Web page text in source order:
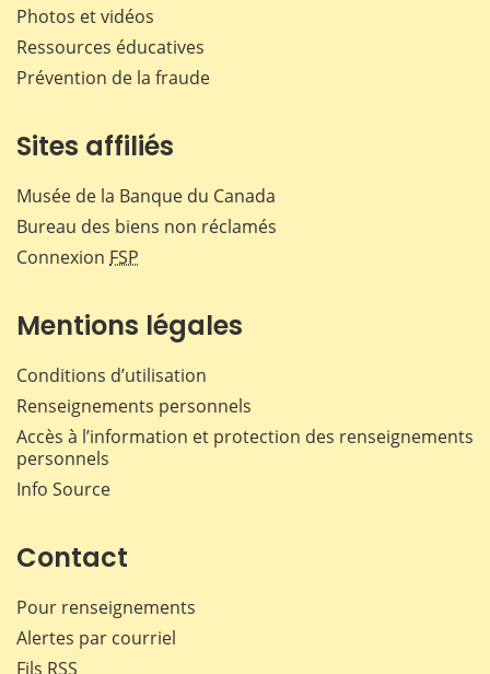
Photos et vidéos
Ressources éducatives
Prévention de la fraude
Sites affiliés
Musée de la Banque du Canada
Bureau des biens non réclamés
Connexion FSP
Mentions légales
Conditions d’utilisation
Renseignements personnels
Accès à l’information et protection des renseignements
personnels
Info Source
Contact
Pour renseignements
Alertes par courriel
Fils RSS